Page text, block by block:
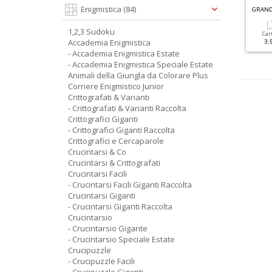
G
RANDI SUDOKU SPECIALE INVERNO N.1
Digitale
1.30 €
FACILI CRUCIVERBA SPECIALE N.1
1.80 €
Enigmistica (84)
1,2,3 Sudoku
Accademia Enigmistica
- Accademia Enigmistica Estate
- Accademia Enigmistica Speciale Estate
Animali della Giungla da Colorare Plus
Corriere Enigmistico Junior
Crittografati & Varianti
- Crittografati & Varianti Raccolta
Crittografici Giganti
- Crittografici Giganti Raccolta
Crittografici e Cercaparole
Crucintarsi & Co
Crucintarsi & Crittografati
Crucintarsi Facili
- Crucintarsi Facili Giganti Raccolta
Crucintarsi Giganti
- Crucintarsi Giganti Raccolta
Crucintarsio
- Crucintarsio Gigante
- Crucintarsio Speciale Estate
Crucipuzzle
- Crucipuzzle Facili